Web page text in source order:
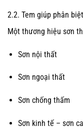
2.2. Tem giúp phân
Một thương hiệu sơn
Sơn nội thất
Sơn ngoại thất
Sơn chống thấm
Sơn kinh tế – sơn